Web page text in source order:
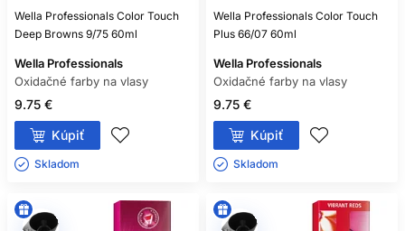
Wella Professionals Color Touch
Deep Browns 9/75 60ml
Wella Professionals
Oxidačné farby na vlasy
9.75 €
Kúpiť
Skladom ㅤ
Wella Professionals Color Touch
Plus 66/07 60ml
Wella Professionals
Oxidačné farby na vlasy
9.75 €
Kúpiť
Skladom ㅤ